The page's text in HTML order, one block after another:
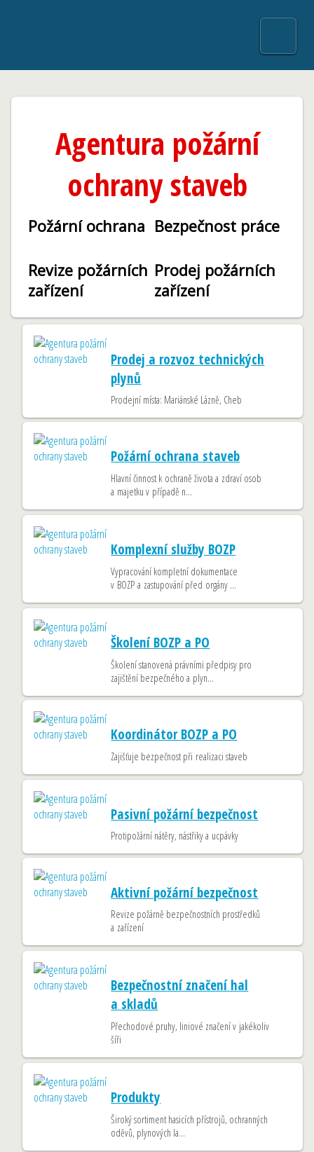
Agentura požární
ochrany staveb
Požární ochrana Bezpečnost práce
Revize požárních
zařízení
Prodej požárních
zařízení
Prodej a rozvoz technických
plynů
Prodejní místa: Mariánské Lázně, Cheb
Požární ochrana staveb
Hlavní činnost k ochraně života a zdraví osob
a majetku v případě n...
Komplexní služby BOZP
Vypracování kompletní dokumentace
v BOZP a zastupování před orgány ...
Školení BOZP a PO
Školení stanovená právními předpisy pro
zajištění bezpečného a plyn...
Koordinátor BOZP a PO
Zajišťuje bezpečnost při realizaci staveb
Pasivní požární bezpečnost
Protipožární nátěry, nástřiky a ucpávky
Aktivní požární bezpečnost
Revize požárně bezpečnostních prostředků
a zařízení
Bezpečnostní značení hal
a skladů
Přechodové pruhy, liniové značení v jakékoliv
šíři
Produkty
Široký sortiment hasicích přístrojů, ochranných
oděvů, plynových la...